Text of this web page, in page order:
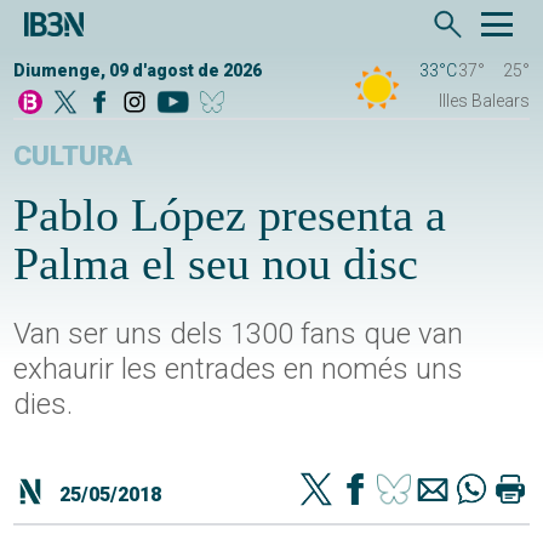
Diumenge, 09 d'agost de 2026 33°C37°
25°
Illes Balears
CULTURA
Pablo López presenta a
Palma el seu nou disc
Van ser uns dels 1300 fans que van
exhaurir les entrades en només uns
dies.
25/05/2018